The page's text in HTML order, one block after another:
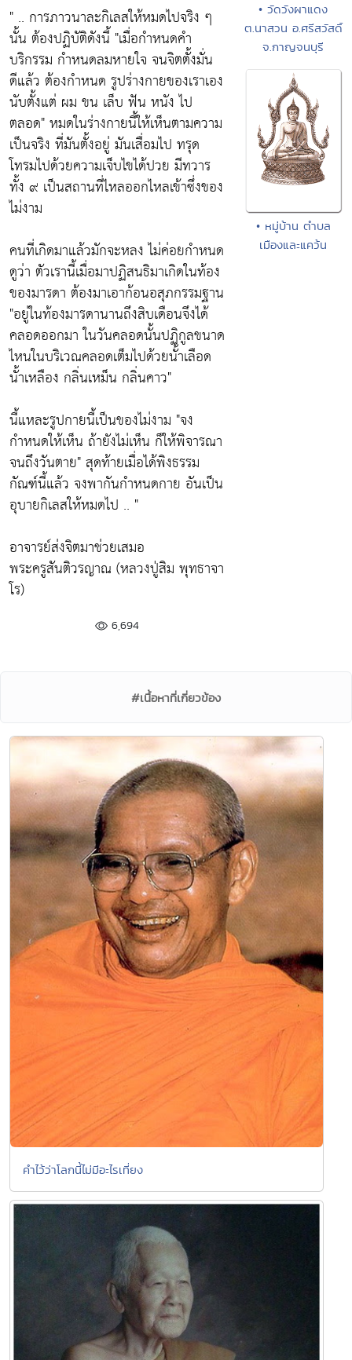
" .. การภาวนาละกิเลสให้หมดไปจริง ๆ
นั้น ต้องปฏิบัติดังนี้ "เมื่อกำหนดคำ
บริกรรม กำหนดลมหายใจ จนจิตตั้งมั่น
ดีแล้ว ต้องกำหนด รูปร่างกายของเราเอง
นับตั้งแต่ ผม ขน เล็บ ฟัน หนัง ไป
ตลอด"หมดในร่างกายนี้ให้เห็นตามความ
เป็นจริง ที่มันตั้งอยู่ มันเสื่อมไป ทรุด
โทรมไปด้วยความเจ็บไขได้ปวย มีทวาร
ทั้ง ๙ เป็นสถานที่ไหลออกไหลเข้าซึ่งของ
ไม่งาม
คนที่เกิดมาแล้วมักจะหลง ไม่ค่อยกำหนด
ดูว่า ตัวเรานี้เมื่อมาปฏิสนธิมาเกิดในท้อง
ของมารดา ต้องมาเอาก้อนอสุภกรรมฐาน
"อยู่ในท้องมารดานานถึงสิบเดือนจึงได้
คลอดออกมา ในวันคลอดนั้นปฏิกูลขนาด
ไหนในบริเวณคลอดเต็มไปด้วยนั้าเลือด
นั้าเหลือง กลิ่นเหม็น กลิ่นคาว"
นี้แหละรูปกายนี้เป็นของไม่งาม "จง
กำหนดให้เห็น ถ้ายังไม่เห็น ก็ให้พิจารณา
จนถึงวันตาย"สุดท้ายเมื่อได้พิงธรรม
กัณฑ์นี้แล้ว จงพากันกำหนดกาย อันเป็น
อุบายกิเลสให้หมดไป .. "
อาจารย์ส่งจิตมาช่วยเสมอ
พระครูสันติวรญาณ (หลวงปู่สิม พุทธาจา
โร)
6,694
• วัดวังผาแดง
ต.นาสวน อ.ศรีสวัสดิ์
จ.กาญจนบุรี
• หมู่บ้าน ตำบล
เมืองและแคว้น
#เนื้อหาที่เกี่ยวข้อง
คำไว้ว่าโลกนี้ไม่มีอะไรเที่ยง